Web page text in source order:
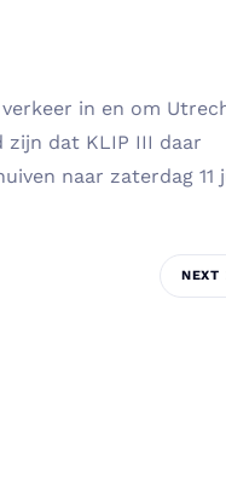
in en om
dat KLIP III daar
naar zaterdag 11
NEXT